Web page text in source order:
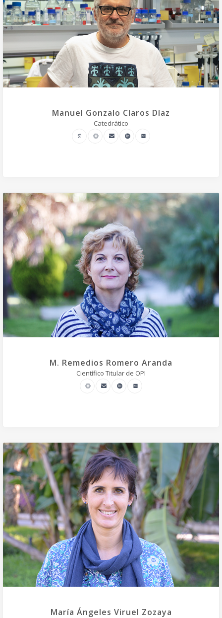
Manuel Gonzalo Claros Díaz
Catedrático
M. Remedios Romero Aranda
Científico Titular de OPI
María Ángeles Viruel Zozaya